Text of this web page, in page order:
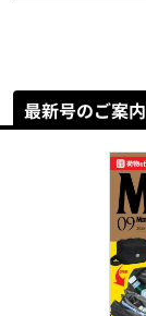
最新号のご案内